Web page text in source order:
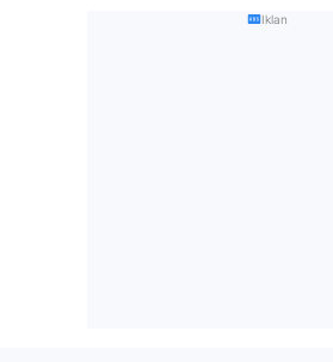
Iklan